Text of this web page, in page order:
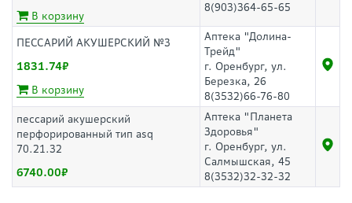
В корзину
8(903)364-65-65
ПЕССАРИЙ АКУШЕРСКИЙ №3
1831.74
В корзину
Аптека "Долина-
Трейд"
г. Оренбург, ул.
Березка, 26
8(3532)66-76-80
пессарий акушерский
перфорированный тип asq
70.21.32
6740.00
Аптека "Планета
Здоровья"
г. Оренбург, ул.
Салмышская, 45
8(3532)32-32-32